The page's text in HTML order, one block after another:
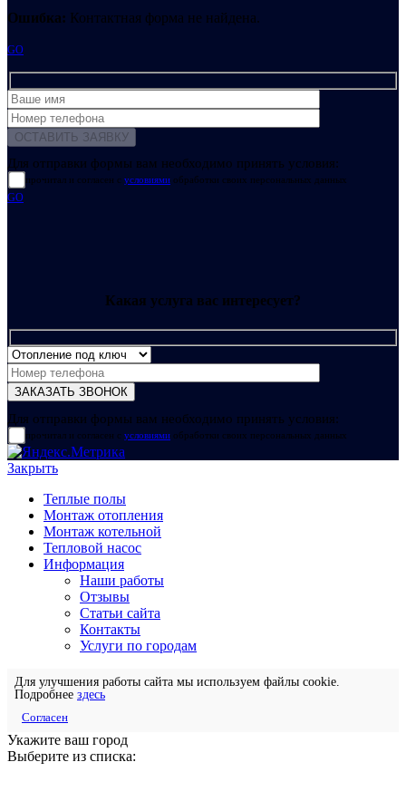
Ошибка: Контактная форма не найдена.
GO
Для отправки формы вам необходимо принять условия:
прочитал и согласен с условиями обработки своих персональных данных
GO
Какая услуга вас интересует?
Для отправки формы вам необходимо принять условия:
прочитал и согласен с условиями обработки своих персональных данных
Закрыть
Теплые полы
Монтаж отопления
Монтаж котельной
Тепловой насос
Информация
Наши работы
Отзывы
Статьи сайта
Контакты
Услуги по городам
Для улучшения работы сайта мы используем файлы cookie.
Подробнее здесь
Согласен
Укажите ваш город
Выберите из списка: